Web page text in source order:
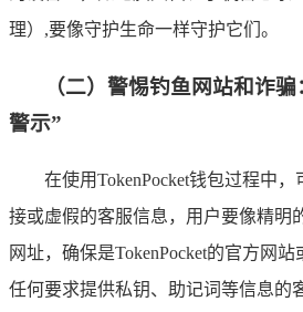
理）,要像守护生命一样守护它们。
（二）警惕钓鱼网站和诈
警示”
在使用TokenPocket钱包过程中
接或虚假的客服信息，用户要像精明
网址，确保是TokenPocket的官方网
任何要求提供私钥、助记词等信息的